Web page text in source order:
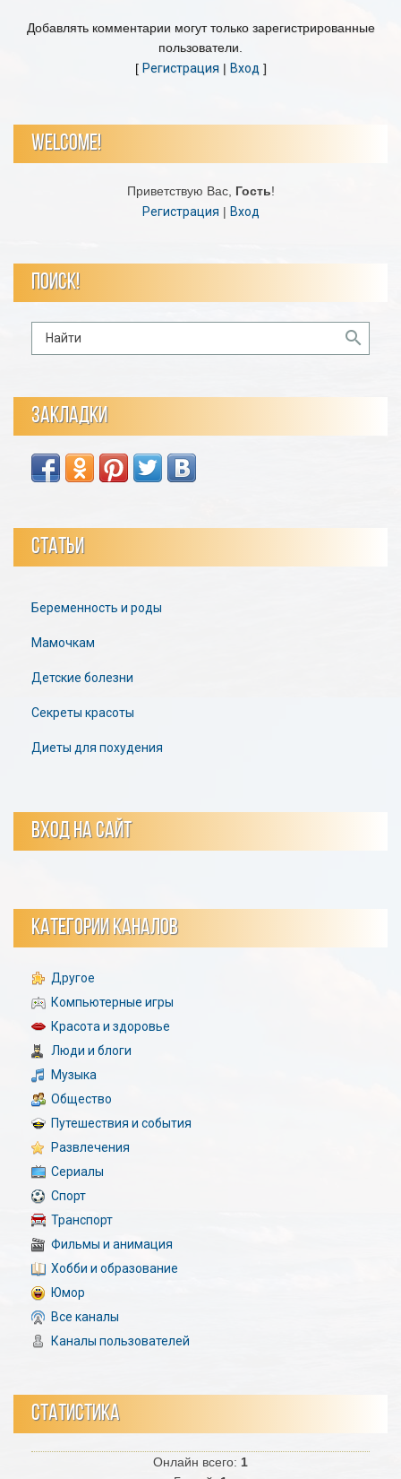
Добавлять комментарии могут только зарегистрированные
пользователи.
[ Регистрация| Вход ]
WELCOME!
Приветствую Вас, Гость!
Регистрация | Вход
ПОИСК!
ЗАКЛАДКИ
СТАТЬИ
Беременность и роды
Мамочкам
Детские болезни
Секреты красоты
Диеты для похудения
ВХОД НА САЙТ
КАТЕГОРИИ КАНАЛОВ
Другое
Компьютерные игры
Красота и здоровье
Люди и блоги
Музыка
Общество
Путешествия и события
Развлечения
Сериалы
Спорт
Транспорт
Фильмы и анимация
Хобби и образование
Юмор
Все каналы
Каналы пользователей
СТАТИСТИКА
Онлайн всего: 1